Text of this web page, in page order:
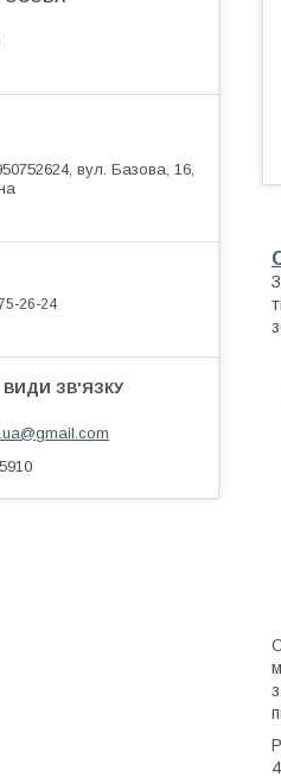
вул. Базова, 16,
26-24